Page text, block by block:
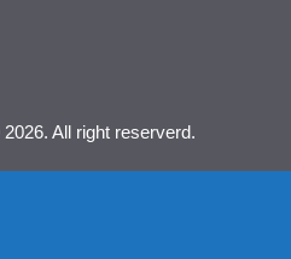
All right reserverd.